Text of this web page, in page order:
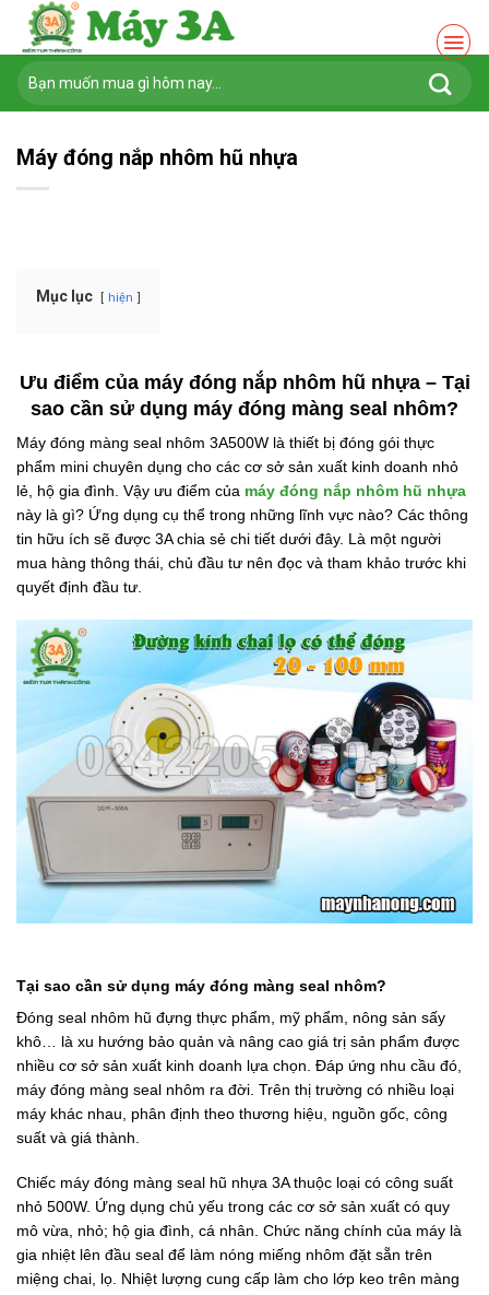
Chuyển
nội
dung
Tìm
kiếm:
Máy đóng nắp nhôm hũ nhựa
Mục lục hiện
Ưu điểm của máy đóng nắp nhôm hũ nhựa – Tại
sao cần sử dụng máy đóng màng seal nhôm?
Máy đóng màng seal nhôm 3A500W là thiết bị đóng gói thực
phẩm mini chuyên dụng cho các cơ sở sản xuất kinh doanh nhỏ
lẻ, hộ gia đình. Vậy ưu điểm của máy đóng nắp nhôm hũ nhựa
này là gì? Ứng dụng cụ thể trong những lĩnh vực nào? Các thông
tin hữu ích sẽ được 3A chia sẻ chi tiết dưới đây. Là một người
mua hàng thông thái, chủ đầu tư nên đọc và tham khảo trước khi
quyết định đầu tư.
Tại sao cần sử dụng máy đóng màng seal nhôm?
Đóng seal nhôm hũ đựng thực phẩm, mỹ phẩm, nông sản sấy
khô… là xu hướng bảo quản và nâng cao giá trị sản phẩm được
nhiều cơ sở sản xuất kinh doanh lựa chọn. Đáp ứng nhu cầu đó,
máy đóng màng seal nhôm ra đời. Trên thị trường có nhiều loại
máy khác nhau, phân định theo thương hiệu, nguồn gốc, công
suất và giá thành.
Chiếc máy đóng màng seal hũ nhựa 3A thuộc loại có công suất
nhỏ 500W. Ứng dụng chủ yếu trong các cơ sở sản xuất có quy
mô vừa, nhỏ; hộ gia đình, cá nhân. Chức năng chính của máy là
gia nhiệt lên đầu seal để làm nóng miếng nhôm đặt sẵn trên
miệng chai, lọ. Nhiệt lượng cung cấp làm cho lớp keo trên màng